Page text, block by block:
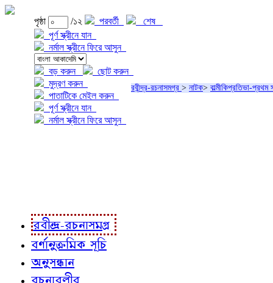
পৃষ্ঠা /১২ পরবর্তী
শেষ
পূর্ণ স্ক্রীনে যান
নর্মাল স্ক্রীনে ফিরে আসুন
বড় করুন
ছোট করুন
মুদ্রণ করুন
পাতাটিকে মেইল করুন
পূর্ণ স্ক্রীনে যান
নর্মাল স্ক্রীনে ফিরে আসুন
রবীন্দ্র-রচনাসমগ্র > নাটক> বাল্মীকিপ্রতিভা-প্রথম
রবীন্দ্র-রচনাসমগ্র
বর্ণানুক্রমিক সূচি
অনুসন্ধান